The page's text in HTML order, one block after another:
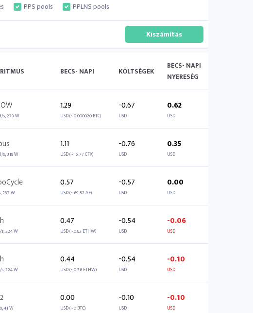
PPS pools PPLNS pools
BECS- NAPI KÖLTSÉGEK
BECS- NAPI
NYERESÉG
s, 279 W
1.29
USD (~0.000020 BTC)
-0.67
USD
0.62
USD
s, 318 W
1.11
USD (~15.77 CFX)
-0.76
USD
0.35
USD
237 W
0.57
USD (~69.52 AE)
-0.57
USD
0.00
USD
s, 224 W
0.47
USD (~0.82 ETHW)
-0.54
USD
-0.06
USD
s, 224 W
0.44
USD (~0.76 ETHW)
-0.54
USD
-0.10
USD
41 W
0.00
USD (~0 BTC)
-0.10
USD
-0.10
USD